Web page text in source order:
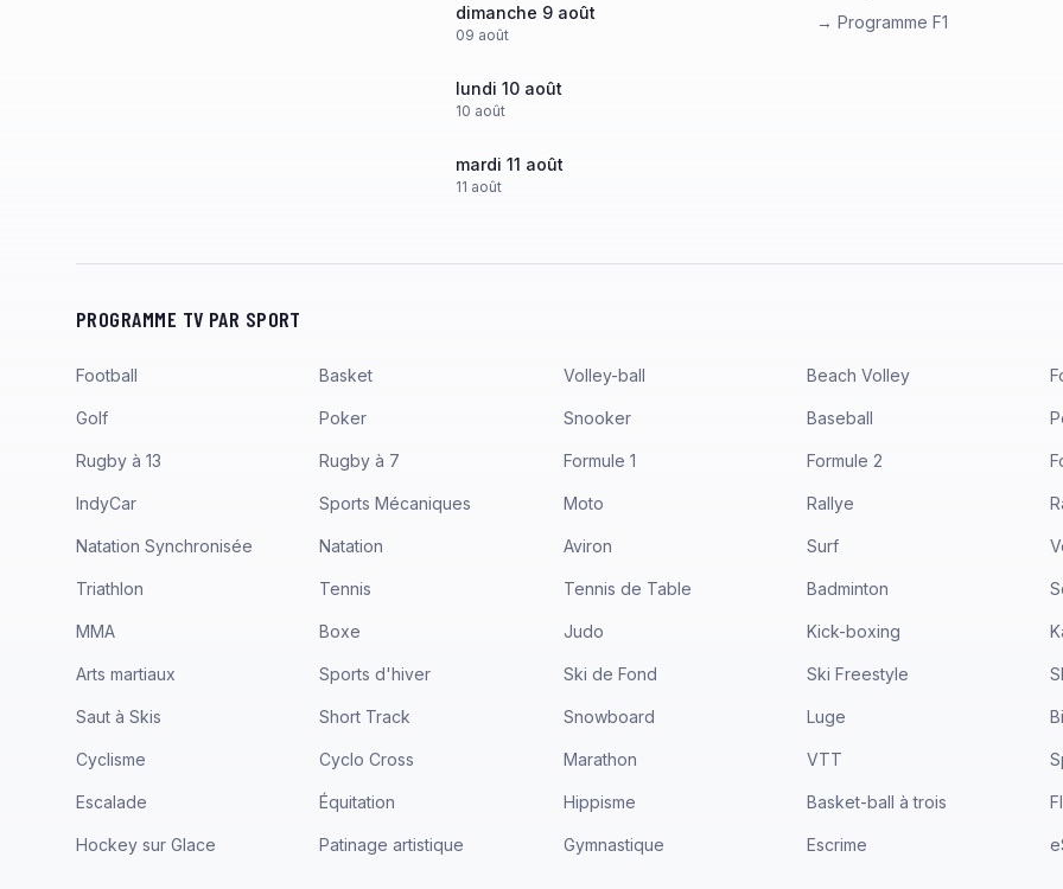
dimanche 9 août
09 août
lundi 10 août
10 août
mardi 11 août
11 août
→ Programme F1
PROGRAMME TV PAR SPORT
Football Basket Volley-ball Beach Volley
Golf Poker Snooker Baseball
Rugby à 13 Rugby à 7 Formule 1 Formule 2
IndyCar Sports Mécaniques Moto Rallye
Natation Synchronisée Natation Aviron Surf
Triathlon Tennis Tennis de Table Badminton
MMA Boxe Judo Kick-boxing
Arts martiaux Sports d'hiver Ski de Fond Ski Freestyle
Saut à Skis Short Track Snowboard Luge
Cyclisme Cyclo Cross Marathon VTT
Escalade Équitation Hippisme Basket-ball à trois
Hockey sur Glace Patinage artistique Gymnastique Escrime